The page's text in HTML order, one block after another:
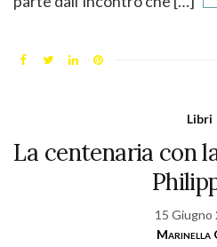
Libri
La centenaria con
15 Giugno
Marinella